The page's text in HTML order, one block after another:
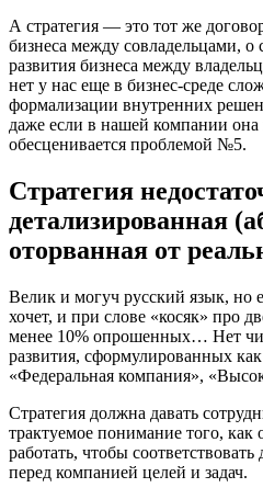
А стратегия — это тот же
бизнеса между совладельцами, о
развития бизнеса между
нет у нас еще в бизнес-среде
формализации внутренних
даже если в нашей компании она
обесценивается проблемой №5.
Стратегия
детализированная
оторванная от
Велик и могуч русский язык, но
хочет, и при слове «косяк» про
менее 10% опрошенных… Нет
развития, сформулированных
«Федеральная компания»,
Стратегия должна давать
трактуемое понимание того,
работать, чтобы
перед компанией целей и задач.